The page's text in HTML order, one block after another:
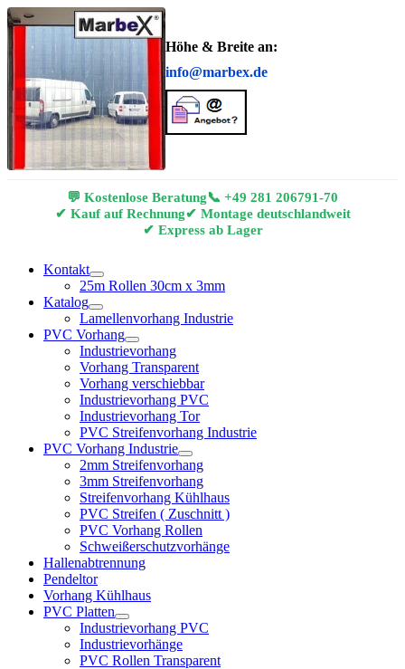
Höhe & Breite an:
info@marbex.de
💬 Kostenlose Beratung📞 +49 281 206791-70
✔ Kauf auf Rechnung✔ Montage deutschlandweit
✔ Express ab Lager
Kontakt
25m Rollen 30cm x 3mm
Katalog
Lamellenvorhang Industrie
PVC Vorhang
Industrievorhang
Vorhang Transparent
Vorhang verschiebbar
Industrievorhang PVC
Industrievorhang Tor
PVC Streifenvorhang Industrie
PVC Vorhang Industrie
2mm Streifenvorhang
3mm Streifenvorhang
Streifenvorhang Kühlhaus
PVC Streifen ( Zuschnitt )
PVC Vorhang Rollen
Schweißerschutzvorhänge
Hallenabtrennung
Pendeltor
Vorhang Kühlhaus
PVC Platten
Industrievorhang PVC
Industrievorhänge
PVC Rollen Transparent